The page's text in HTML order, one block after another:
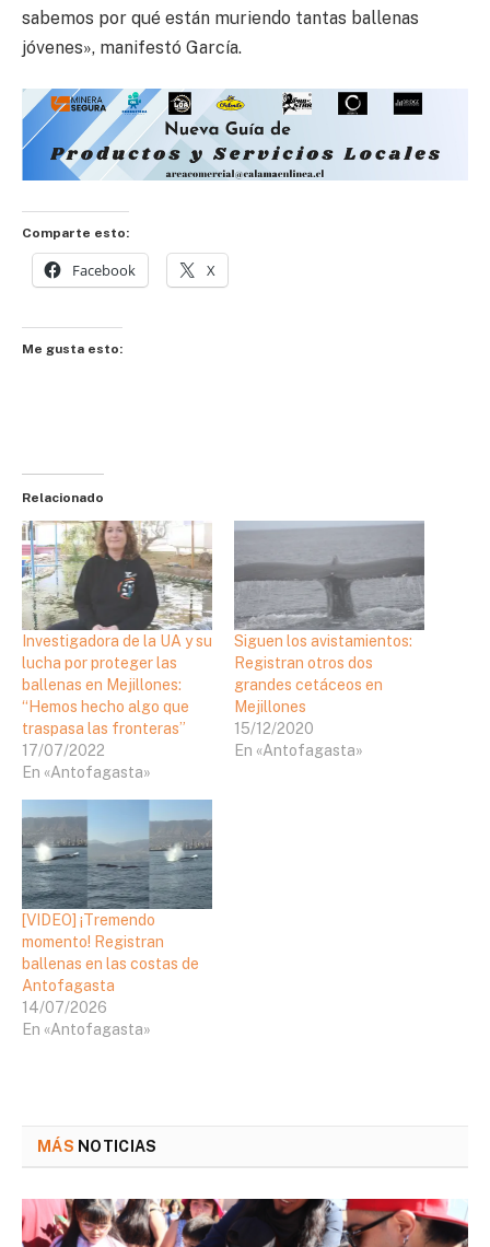
sabemos por qué están muriendo tantas ballenas
jóvenes», manifestó García.
Comparte esto:
Facebook X
Me gusta esto:
Relacionado
Investigadora de la UA y su
lucha por proteger las
ballenas en Mejillones:
“Hemos hecho algo que
traspasa las fronteras”
17/07/2022
En «Antofagasta»
Siguen los avistamientos:
Registran otros dos
grandes cetáceos en
Mejillones
15/12/2020
En «Antofagasta»
[VIDEO] ¡Tremendo
momento! Registran
ballenas en las costas de
Antofagasta
14/07/2026
En «Antofagasta»
MÁS NOTICIAS